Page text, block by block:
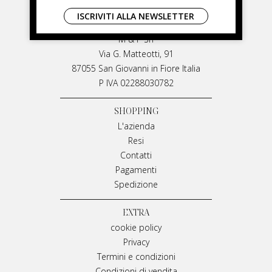
LIVIANA MIRARCHI
M & P Srl
Via G. Matteotti, 91
87055 San Giovanni in Fiore Italia
P IVA 02288030782
SHOPPING
L'azienda
Resi
Contatti
Pagamenti
Spedizione
EXTRA
cookie policy
Privacy
Termini e condizioni
ISCRIVITI ALLA NEWSLETTER